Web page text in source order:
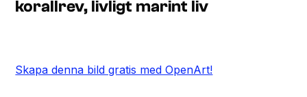
korallrev, livligt marint liv
Skapa denna bild gratis med OpenArt!